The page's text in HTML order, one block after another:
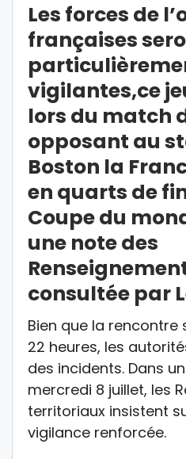
Les forces de
françaises
vigilantes,ce
lors du match
opposant au
Boston la
en quarts de
Coupe du
une note des
consultée par
Bien que la
22 heures, les
des incidents. Dans
mercredi 8 juillet, les
territoriaux insistent
vigilance renforcée.